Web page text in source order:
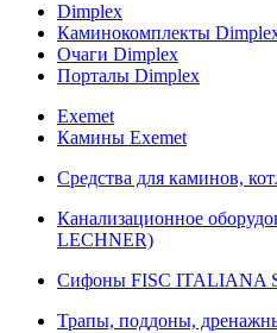
Dimplex
Каминокомплекты
Очаги Dimplex
Порталы Dimplex
Exemet
Камины Exemet
Средства для каминов,
Канализационное
LECHNER)
Сифоны FISC ITALIANA
Трапы, поддоны,